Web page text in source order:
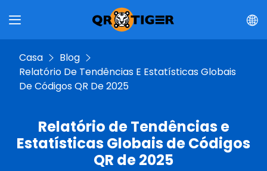
Casa
Blog
Relatório De Tendências E Estatísticas Globais
De Códigos QR De 2025
Relatório de Tendências e
Estatísticas Globais de Códigos
QR de 2025